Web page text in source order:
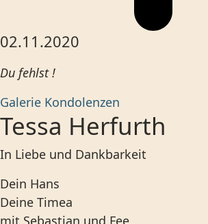
02.11.2020
Du fehlst !
Galerie Kondolenzen
Tessa Herfurth
In Liebe und Dankbarkeit
Dein Hans
Deine Timea
mit Sebastian und Fee